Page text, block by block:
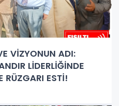
VİZYONUN ADI:
LİDERLİĞİNDE
RÜZGARI ESTİ!